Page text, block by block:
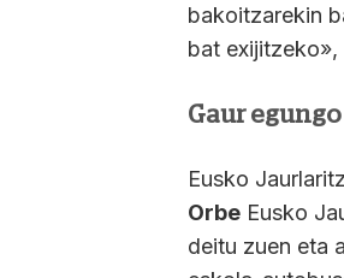
bakoitzarekin
bat
Gaur
Eusko
Orbe Eusko
deitu zuen eta